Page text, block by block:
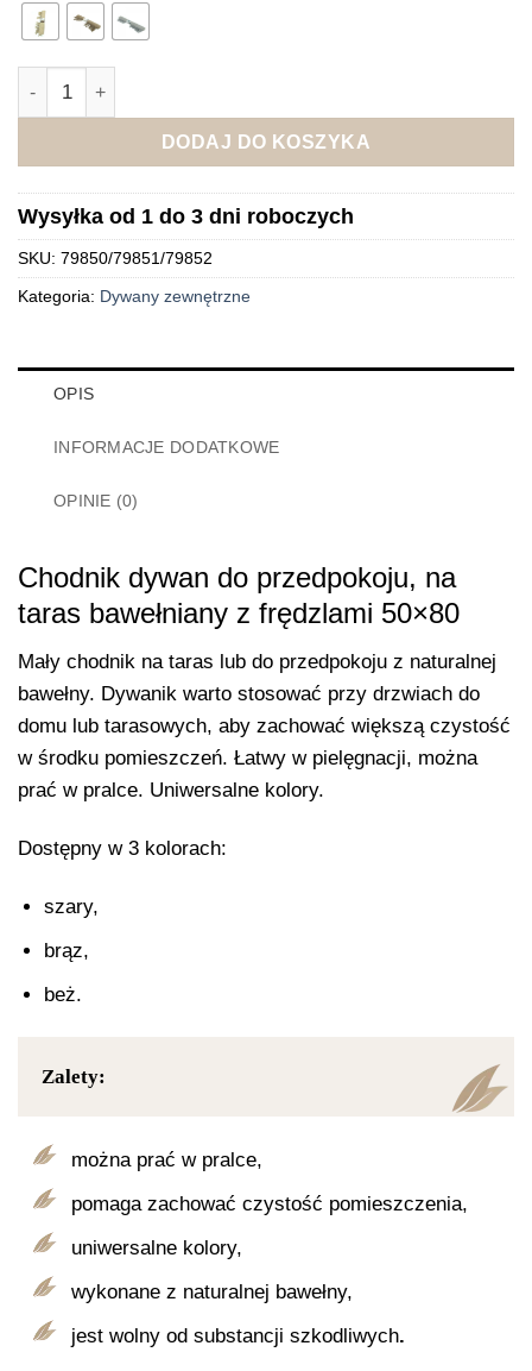
ilość Chodnik dywan do przedpokoju, na taras bawełniany z
DODAJ DO KOSZYKA
Wysyłka od 1 do 3 dni roboczych
SKU: 79850/79851/79852
Kategoria: Dywany zewnętrzne
OPIS
INFORMACJE DODATKOWE
OPINIE (0)
Chodnik dywan do przedpokoju, na
taras bawełniany z frędzlami 50×80
Mały chodnik na taras lub do przedpokoju z naturalnej
bawełny. Dywanik warto stosować przy drzwiach do
domu lub tarasowych, aby zachować większą czystość
w środku pomieszczeń. Łatwy w pielęgnacji, można
prać w pralce. Uniwersalne kolory.
Dostępny w 3 kolorach:
szary,
brąz,
beż.
Zalety:
można prać w pralce,
pomaga zachować czystość pomieszczenia,
uniwersalne kolory,
wykonane z naturalnej bawełny,
jest wolny od substancji szkodliwych.